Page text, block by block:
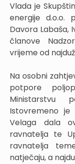
Vlada je
energije d.o.o.
Davora Labaša,
članove
vrijeme od
Na osobni
potpore
Ministarstvu
Istovremeno je
Velaga dala
ravnatelja te
ravnatelja
natječaju, a